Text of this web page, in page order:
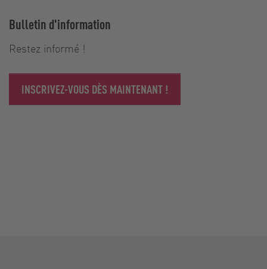
Bulletin d'information
Restez informé !
INSCRIVEZ-VOUS DÈS MAINTENANT !